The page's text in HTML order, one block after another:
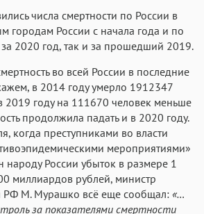
числа смертности по России в
городам России с начала года и по
2020 год, так и за прошедший 2019.
во всей России в последние
в 2014 году умерло 1912347
2019 году на 111670 человек меньше
продолжила падать и в 2020 году.
когда преступниками во власти
мероприятиями»
народу России убыток в размере 1
миллиардов рублей, министр
РФ М. Мурашко всё еще сообщал: «…
за показателями смертности